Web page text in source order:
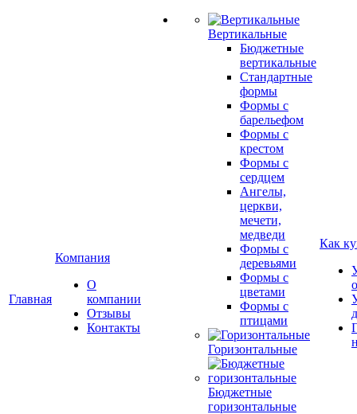
Главная
Компания
О
компании
Отзывы
Контакты
Вертикальные
Бюджетные
вертикальные
Стандартные
формы
Формы с
барельефом
Формы с
крестом
Формы с
сердцем
Ангелы,
церкви,
мечети,
медведи
Формы с
деревьями
Формы с
цветами
Формы с
птицами
Горизонтальные
Бюджетные
горизонтальные
Как